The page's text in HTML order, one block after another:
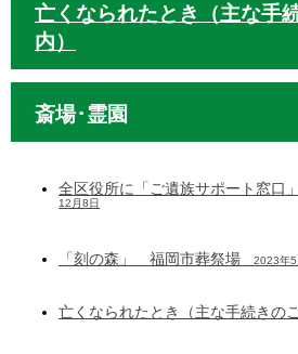
亡くなられたとき（主な手
内）
斎場･霊園
全区役所に「ご遺族サポート窓口
12月8日
「刻の森」 福岡市葬祭場 2023年5
亡くなられたとき（主な手続きの